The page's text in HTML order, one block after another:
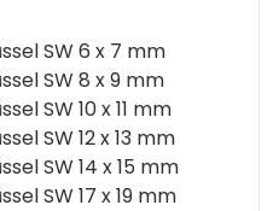
SW 6 x 7 mm
SW 8 x 9 mm
SW 10 x 11 mm
SW 12 x 13 mm
SW 14 x 15 mm
SW 17 x 19 mm